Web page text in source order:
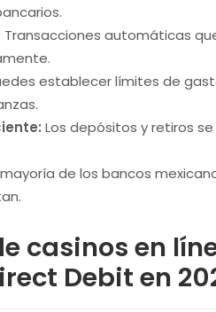
Transacciones automáticas
establecer límites de
Los depósitos y retiros
mayoría de los bancos
casinos en
Debit en